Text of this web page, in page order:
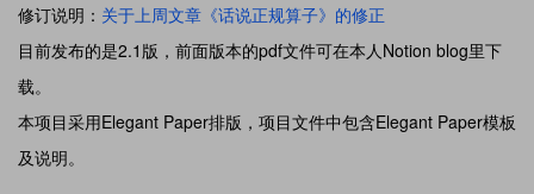
修订说明： 关于上周文章《话说正规算子》的修正
目前发布的是2.1版，前面版本的pdf文件可在本人Notion blog里下
载。
本项目采用Elegant Paper排版，项目文件中包含Elegant Paper模板
及说明。